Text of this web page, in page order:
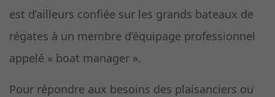
est d’ailleurs confiée sur les grands bateaux de
régates à un membre d’équipage professionnel
appelé « boat manager ».
Pour répondre aux besoins des plaisanciers ou